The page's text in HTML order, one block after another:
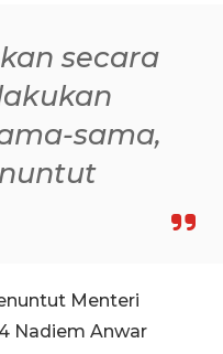
secara
sama,
Menteri
Nadiem Anwar